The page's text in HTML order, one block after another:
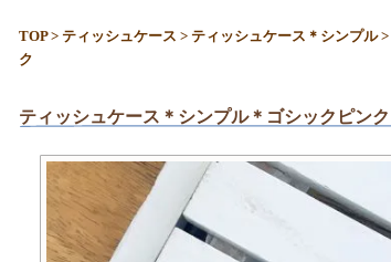
TOP> ティッシュケース > ティッシュケース＊シンプル>
ク
ティッシュケース＊シンプル＊ゴシックピンク